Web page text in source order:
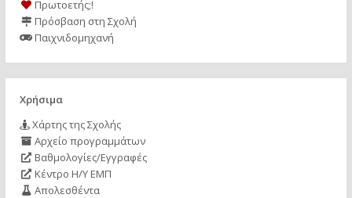
Πρωτοετής;!
Πρόσβαση στη Σχολή
Παιχνιδομηχανή
Χρήσιμα
Χάρτης της Σχολής
Αρχείο προγραμμάτων
Βαθμολογίες/Εγγραφές
Κέντρο Η/Υ ΕΜΠ
Απολεσθέντα